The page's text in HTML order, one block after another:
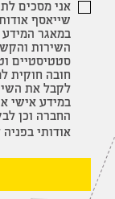
אני מסכים
שייאסף
במאגר המידע
השירות
סטטיסטיים
חובה חוקית
לקבל את
במידע אישי
החברה וכן
אודותי בפניה